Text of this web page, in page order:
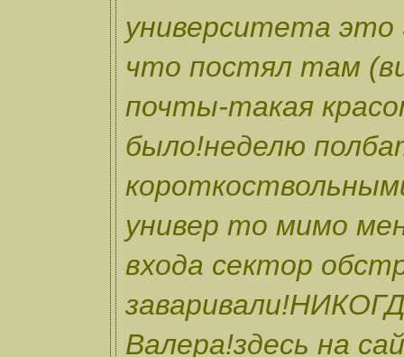
университета
что постял там
почты-такая
было!неделю
универ то мимо
входа сектор
Валера!здесь на